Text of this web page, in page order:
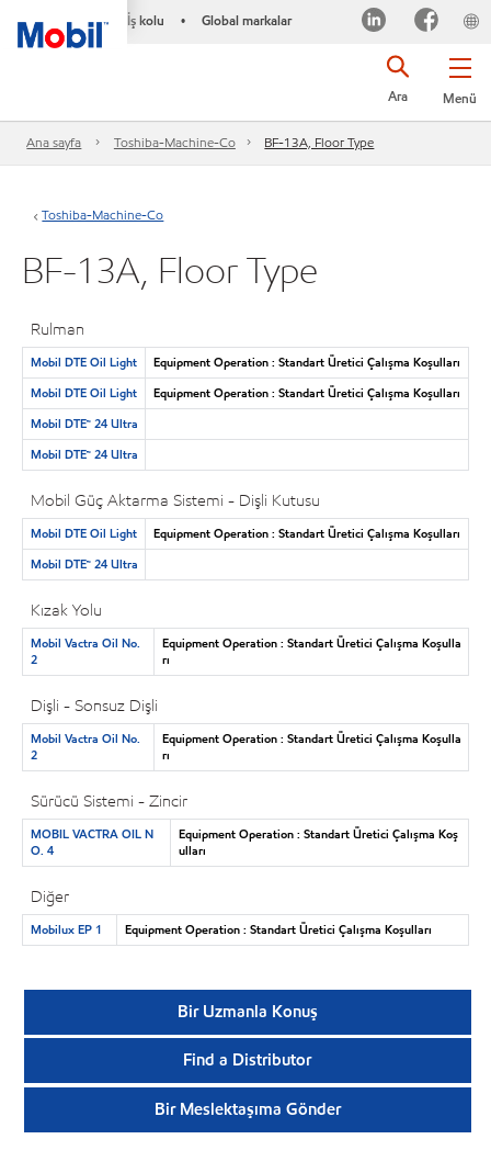
İş kolu • Global markalar
Menü
Ara
Ana sayfa Toshiba-Machine-Co BF-13A, Floor Type
Toshiba-Machine-Co
BF-13A, Floor Type
Rulman
Mobil DTE Oil Light
Equipment Operation : Standart Üretici Çalışma Koşulları
Mobil DTE Oil Light
Equipment Operation : Standart Üretici Çalışma Koşulları
Mobil DTE™ 24 Ultra
Mobil DTE™ 24 Ultra
Mobil Güç Aktarma Sistemi - Dişli Kutusu
Mobil DTE Oil Light
Equipment Operation : Standart Üretici Çalışma Koşulları
Mobil DTE™ 24 Ultra
Kızak Yolu
Mobil Vactra Oil No.
2
Equipment Operation : Standart Üretici Çalışma Koşulla
rı
Dişli - Sonsuz Dişli
Mobil Vactra Oil No.
2
Equipment Operation : Standart Üretici Çalışma Koşulla
rı
Sürücü Sistemi - Zincir
MOBIL VACTRA OIL N
O. 4
Equipment Operation : Standart Üretici Çalışma Koş
ulları
Diğer
Mobilux EP 1 Equipment Operation : Standart Üretici Çalışma Koşulları
Bir Uzmanla Konuş
Find a Distributor
Bir Meslektaşıma Gönder